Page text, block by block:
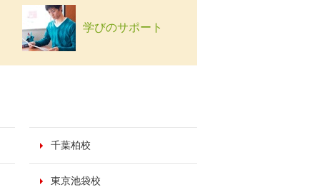
学びのサポート
千葉柏校
東京池袋校